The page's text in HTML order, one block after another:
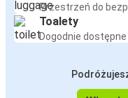
Przestrzeń do
Toalety
Dogodnie